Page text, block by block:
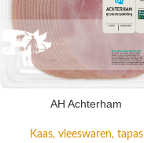
AH Achterham
Kaas, vleeswaren, tapas